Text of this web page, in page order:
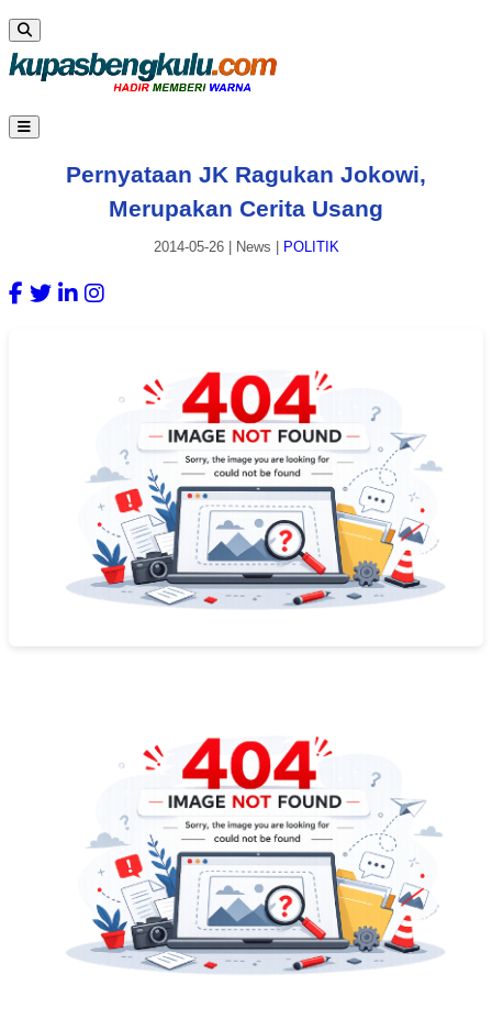
Pernyataan JK Ragukan Jokowi,
Merupakan Cerita Usang
2014-05-26| News POLITIK